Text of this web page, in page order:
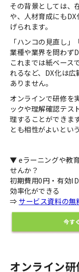
その背景としては、
や、人材育成にも
げられます。
「ハンコの見直し
業種や業界を問わず
これまでは紙ベース
れるなど、DX化は
ありません。
オンラインで研修を
ックや理解確認テス
理することができま
とも相性がよいとい
▼ eラーニングや教
せんか？
初期費用0円・有効
効率化ができる
⇒ サービス資料の無
オンライン